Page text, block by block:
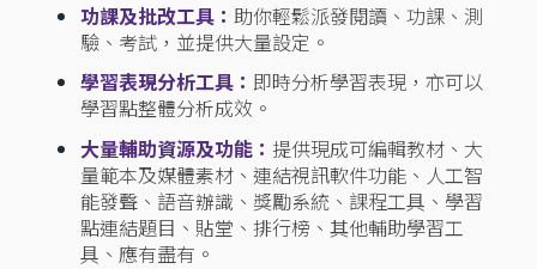
功課及批改工具： 助你輕鬆派發閱讀、功課、測
驗、考試，並提供大量設定。
學習表現分析工具： 即時分析學習表現，亦可以
學習點整體分析成效。
大量輔助資源及功能： 提供現成可編輯教材、大
量範本及媒體素材、連結視訊軟件功能、人工智
能發聲、語音辦識、獎勵系統、課程工具、學習
點連結題目、貼堂、排行榜、其他輔助學習工
具、應有盡有。